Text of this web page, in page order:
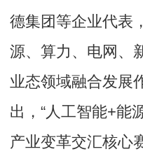
德集团等企业代表
源、算力、电网、
业态领域融合发展
出，“人工智能+能
产业变革交汇核心